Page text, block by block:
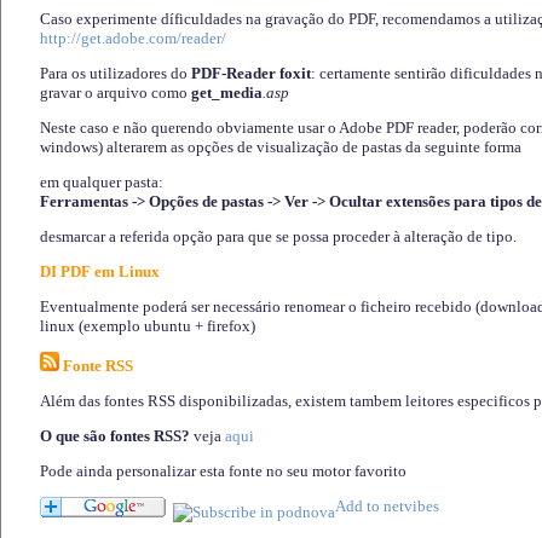
Caso experimente díficuldades na gravação do PDF, recomendamos a
http://get.adobe.com/reader/
Para os utilizadores do PDF-Reader foxit: certamente sentirão dificuldades
gravar o arquivo como get_media.asp
Neste caso e não querendo obviamente usar o Adobe PDF reader, poderão
windows) alterarem as opções de visualização de pastas da seguinte forma
em qualquer pasta:
Ferramentas -> Opções de pastas -> Ver -> Ocultar extensões para tipos
desmarcar a referida opção para que se possa proceder à alteração de tipo.
DI PDF em Linux
Eventualmente poderá ser necessário renomear o ficheiro recebido
linux (exemplo ubuntu + firefox)
Fonte RSS
Além das fontes RSS disponibilizadas, existem tambem leitores especificos
O que são fontes RSS? veja aqui
Pode ainda personalizar esta fonte no seu motor favorito